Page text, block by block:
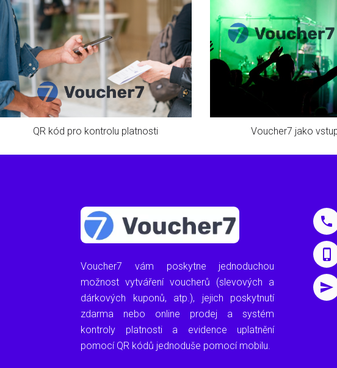
QR kód pro kontrolu platnosti Voucher7 jako
Voucher7 vám poskytne jednoduchou
možnost vytváření voucherů (slevových a
dárkových kuponů, atp.), jejich poskytnutí
zdarma nebo online prodej a systém
kontroly platnosti a evidence uplatnění
pomocí QR kódů jednoduše pomocí mobilu.